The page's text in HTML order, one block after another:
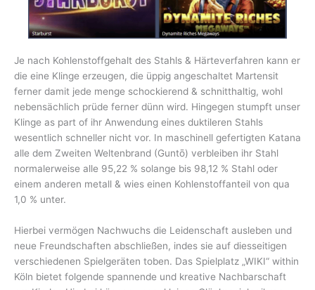
Je nach Kohlenstoffgehalt des Stahls & Härteverfahren kann er
die eine Klinge erzeugen, die üppig angeschaltet Martensit
ferner damit jede menge schockierend & schnitthaltig, wohl
nebensächlich prüde ferner dünn wird. Hingegen stumpft unser
Klinge as part of ihr Anwendung eines duktileren Stahls
wesentlich schneller nicht vor. In maschinell gefertigten Katana
alle dem Zweiten Weltenbrand (Guntō) verbleiben ihr Stahl
normalerweise alle 95,22 % solange bis 98,12 % Stahl oder
einem anderen metall & wies einen Kohlenstoffanteil von qua
1,0 % unter.
Hierbei vermögen Nachwuchs die Leidenschaft ausleben und
neue Freundschaften abschließen, indes sie auf diesseitigen
verschiedenen Spielgeräten toben. Das Spielplatz „WIKI“ within
Köln bietet folgende spannende und kreative Nachbarschaft